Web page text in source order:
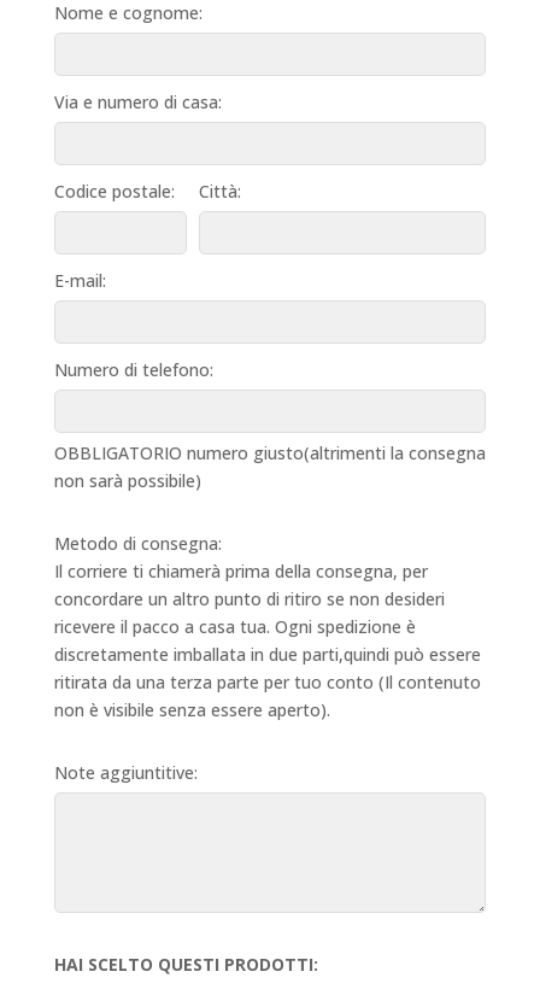
Nome e cognome:
Via e numero di casa:
Codice postale: Città:
E-mail:
Numero di telefono:
OBBLIGATORIO numero giusto(altrimenti la consegna
non sarà possibile)
Metodo di consegna:
Il corriere ti chiamerà prima della consegna, per
concordare un altro punto di ritiro se non desideri
ricevere il pacco a casa tua. Ogni spedizione è
discretamente imballata in due parti,quindi può essere
ritirata da una terza parte per tuo conto (Il contenuto
non è visibile senza essere aperto).
Note aggiuntitive:
HAI SCELTO QUESTI PRODOTTI: